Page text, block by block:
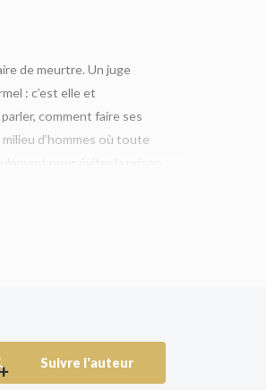
de meurtre. Un juge
: c’est elle et
comment faire ses
d’hommes où toute
scandaleSuivre l'auteur